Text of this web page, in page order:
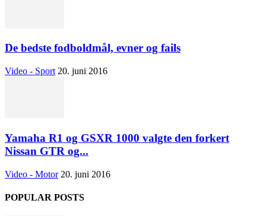
De bedste fodboldmål, evner og fails
Video - Sport 20. juni 2016
Yamaha R1 og GSXR 1000 valgte den forkert
Nissan GTR og...
Video - Motor 20. juni 2016
POPULAR POSTS